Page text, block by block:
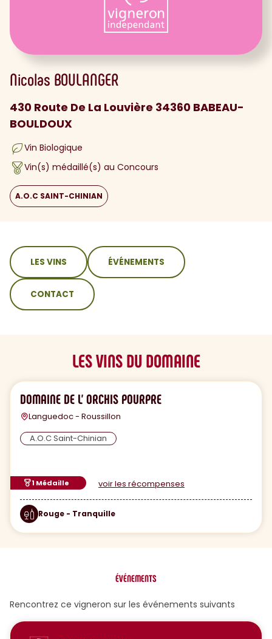
Nicolas BOULANGER
430 Route De La Louvière 34360 BABEAU-
BOULDOUX
Vin Biologique
Vin(s) médaillé(s) au Concours
A.O.C SAINT-CHINIAN
sommaire
LES VINS ÉVÉNEMENTS
CONTACT
LES VINS DU DOMAINE
DOMAINE DE L' ORCHIS POURPRE
Languedoc - Roussillon
A.O.C Saint-Chinian
1 Médaille voir les récompenses
Rouge - Tranquille
ÉVÉNEMENTS
Rencontrez ce vigneron sur les événements suivants